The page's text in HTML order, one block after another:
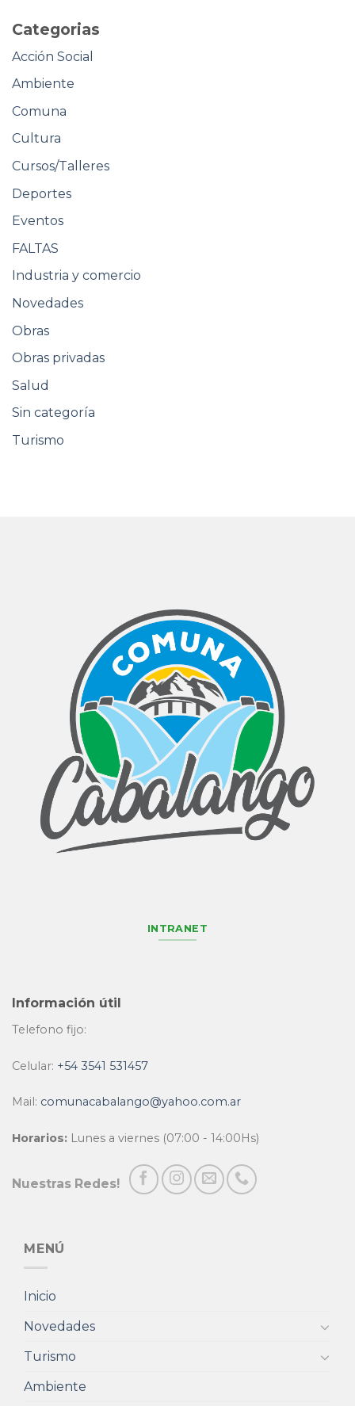
Categorias
Acción Social
Ambiente
Comuna
Cultura
Cursos/Talleres
Deportes
Eventos
FALTAS
Industria y comercio
Novedades
Obras
Obras privadas
Salud
Sin categoría
Turismo
INTRANET
Información útil
Telefono fijo:
Celular: +54 3541 531457
Mail: comunacabalango@yahoo.com.ar
Horarios: Lunes a viernes (07:00 - 14:00Hs)
Nuestras Redes!
MENÚ
Inicio
Novedades
Turismo
Ambiente